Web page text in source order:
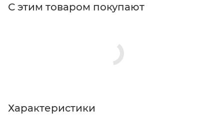
С этим товаром покупают
Характеристики